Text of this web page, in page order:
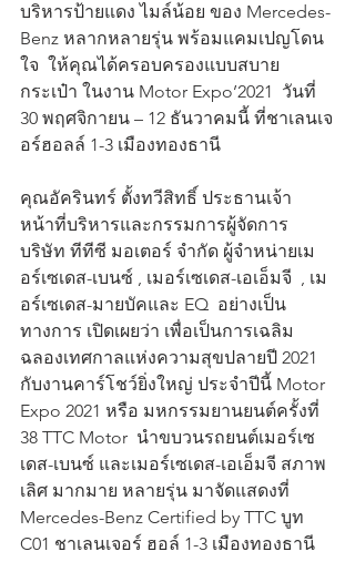
บริหารป้ายแดง ไมล์น้อย ของ Mercedes-
Benz หลากหลายรุ่น พร้อมแคมเปญโดน
ใจ  ให้คุณได้ครอบครองแบบสบาย
กระเป๋า ในงาน Motor Expo’2021  วันที่
30 พฤศจิกายน – 12 ธันวาคมนี้ ที่ชาเลนเจ
อร์ฮอลล์ 1-3 เมืองทองธานี
คุณอัครินทร์ ตั้งทวีสิทธิ์ ประธานเจ้า
หน้าที่บริหารและกรรมการผู้จัดการ
บริษัท ทีทีซี มอเตอร์ จำกัด ผู้จำหน่ายเม
อร์เซเดส-เบนซ์ , เมอร์เซเดส-เอเอ็มจี  , เม
อร์เซเดส-มายบัคและ EQ  อย่างเป็น
ทางการ เปิดเผยว่า เพื่อเป็นการเฉลิม
ฉลองเทศกาลแห่งความสุขปลายปี 2021
กับงานคาร์โชว์ยิ่งใหญ่ ประจำปีนี้ Motor
Expo 2021 หรือ มหกรรมยานยนต์ครั้งที่
38 TTC Motor  นำขบวนรถยนต์เมอร์เซ
เดส-เบนซ์ และเมอร์เซเดส-เอเอ็มจี สภาพ
เลิศ มากมาย หลายรุ่น มาจัดแสดงที่
Mercedes-Benz Certified by TTC บูท
C01 ชาเลนเจอร์ ฮอล์ 1-3 เมืองทองธานี